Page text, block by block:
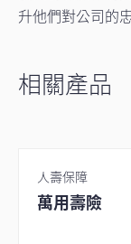
升他們對公司的
相關產品
人壽保障
萬用壽險